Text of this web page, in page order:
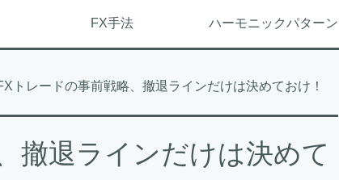
FX手法 ハーモニックパターン
トレードの事前戦略、撤退ラインだけは決めておけ！
撤退ラインだけは決めて